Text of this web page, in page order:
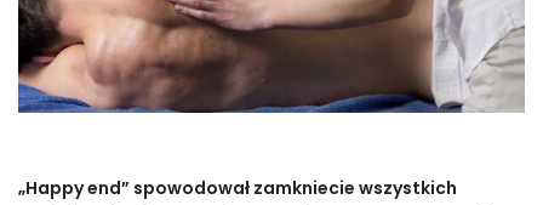
„Happy end” spowodował zamkniecie wszystkich